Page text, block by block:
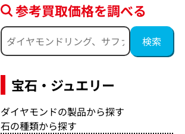
参考買取価格を調べる
宝石・ジュエリー
ダイヤモンドの製品から探す
石の種類から探す